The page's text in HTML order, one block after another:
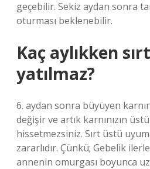
geçebilir. Sekiz aydan sonra
oturması beklenebilir.
Kaç aylıkken
yatılmaz?
6. aydan sonra büyüyen
değişir ve artık karnınızın
hissetmezsiniz. Sırt üstü
zararlıdır. Çünkü; Gebelik
annenin omurgası boyunca